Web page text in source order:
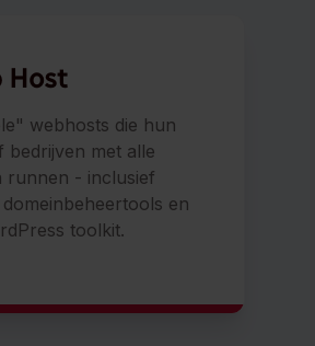
Host
webhosts die hun
bedrijven met alle
runnen - inclusief
en
toolkit.